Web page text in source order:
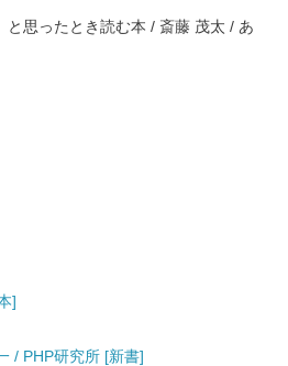
思ったとき読む本 / 斎藤 茂太 / あ
]
/ PHP研究所 [新書]